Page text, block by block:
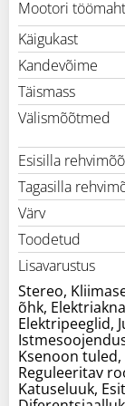
Mootori töömaht
Käigukast
Kandevõime
Täismass
Välismõõtmed
Esisilla
Tagasilla
Värv
Toodetud
Lisavarustus
Stereo,
õhk,
Elektripeeglid,
Ksenoon tuled,
Reguleeritav
Katuseluuk,